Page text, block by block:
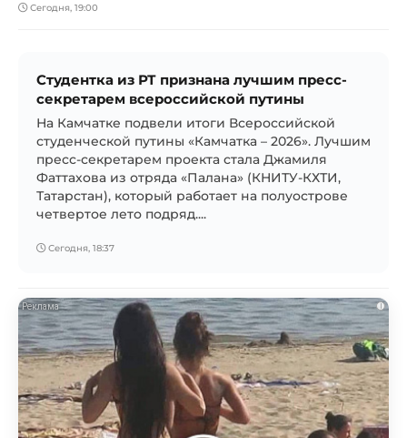
Сегодня, 19:00
Студентка из РТ признана лучшим пресс-
секретарем всероссийской путины
На Камчатке подвели итоги Всероссийской
студенческой путины «Камчатка – 2026». Лучшим
пресс-секретарем проекта стала Джамиля
Фаттахова из отряда «Палана» (КНИТУ-КХТИ,
Татарстан), который работает на полуострове
четвертое лето подряд....
Сегодня, 18:37
i